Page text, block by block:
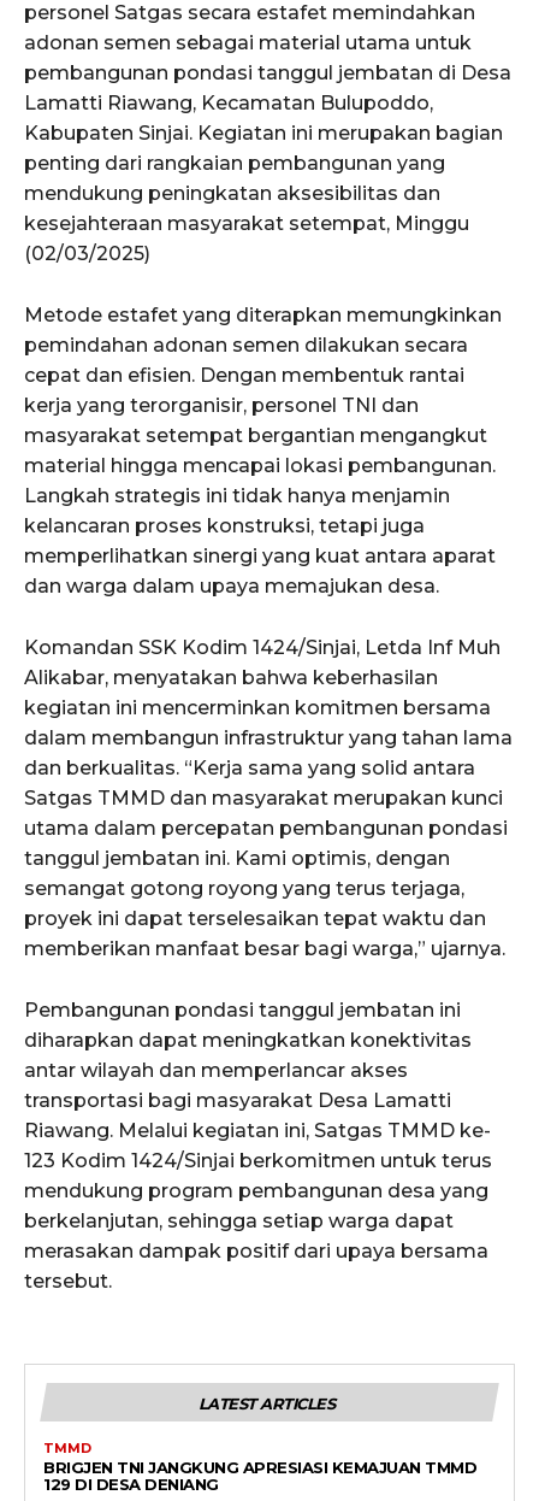
personel Satgas secara estafet memindahkan
adonan semen sebagai material utama untuk
pembangunan pondasi tanggul jembatan di Desa
Lamatti Riawang, Kecamatan Bulupoddo,
Kabupaten Sinjai. Kegiatan ini merupakan bagian
penting dari rangkaian pembangunan yang
mendukung peningkatan aksesibilitas dan
kesejahteraan masyarakat setempat, Minggu
(02/03/2025)
Metode estafet yang diterapkan memungkinkan
pemindahan adonan semen dilakukan secara
cepat dan efisien. Dengan membentuk rantai
kerja yang terorganisir, personel TNI dan
masyarakat setempat bergantian mengangkut
material hingga mencapai lokasi pembangunan.
Langkah strategis ini tidak hanya menjamin
kelancaran proses konstruksi, tetapi juga
memperlihatkan sinergi yang kuat antara aparat
dan warga dalam upaya memajukan desa.
Komandan SSK Kodim 1424/Sinjai, Letda Inf Muh
Alikabar, menyatakan bahwa keberhasilan
kegiatan ini mencerminkan komitmen bersama
dalam membangun infrastruktur yang tahan lama
dan berkualitas. “Kerja sama yang solid antara
Satgas TMMD dan masyarakat merupakan kunci
utama dalam percepatan pembangunan pondasi
tanggul jembatan ini. Kami optimis, dengan
semangat gotong royong yang terus terjaga,
proyek ini dapat terselesaikan tepat waktu dan
memberikan manfaat besar bagi warga,” ujarnya.
Pembangunan pondasi tanggul jembatan ini
diharapkan dapat meningkatkan konektivitas
antar wilayah dan memperlancar akses
transportasi bagi masyarakat Desa Lamatti
Riawang. Melalui kegiatan ini, Satgas TMMD ke-
123 Kodim 1424/Sinjai berkomitmen untuk terus
mendukung program pembangunan desa yang
berkelanjutan, sehingga setiap warga dapat
merasakan dampak positif dari upaya bersama
tersebut.
LATEST ARTICLES
TMMD
BRIGJEN TNI JANGKUNG APRESIASI KEMAJUAN TMMD
129 DI DESA DENIANG